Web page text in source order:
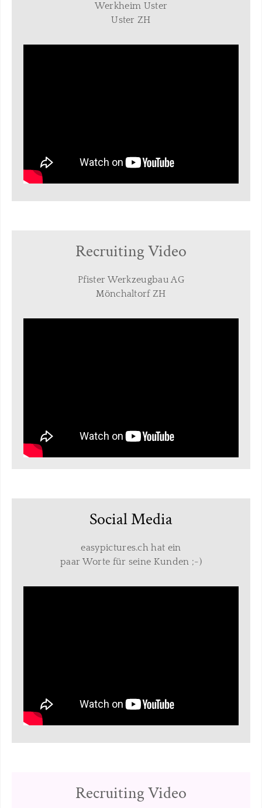
Werkheim Uster
​Uster ZH
Recruiting Video
Pfister Werkzeugbau AG
Mönchaltorf ZH
Social Media
easypictures.ch hat ein
paar Worte für seine Kunden ;-)
Recruiting Video